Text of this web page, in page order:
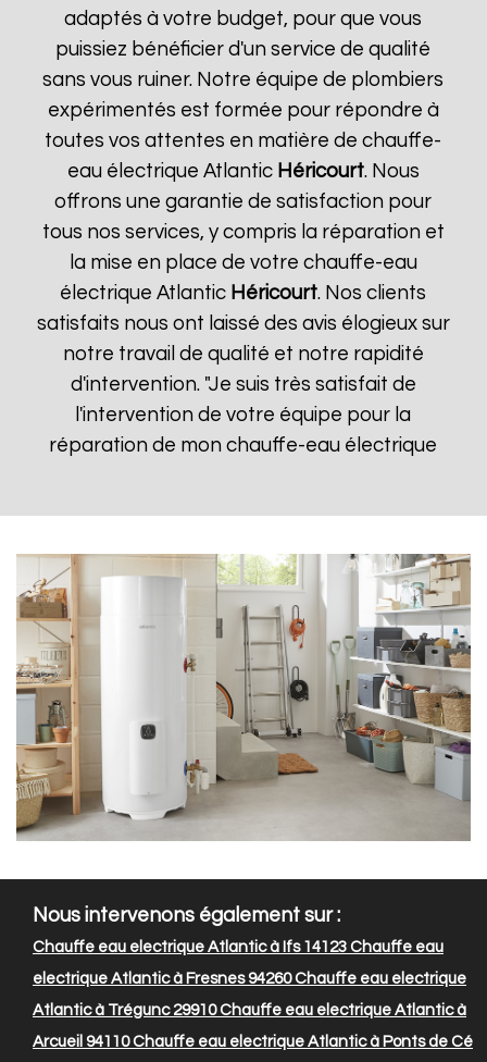
adaptés à votre budget, pour que vous
puissiez bénéficier d'un service de qualité
sans vous ruiner. Notre équipe de plombiers
expérimentés est formée pour répondre à
toutes vos attentes en matière de chauffe-
eau électrique Atlantic Héricourt. Nous
offrons une garantie de satisfaction pour
tous nos services, y compris la réparation et
la mise en place de votre chauffe-eau
électrique Atlantic Héricourt. Nos clients
satisfaits nous ont laissé des avis élogieux sur
notre travail de qualité et notre rapidité
d'intervention. "Je suis très satisfait de
l'intervention de votre équipe pour la
réparation de mon chauffe-eau électrique
Nous intervenons également sur :
Chauffe eau electrique Atlantic à Ifs 14123 Chauffe eau
electrique Atlantic à Fresnes 94260Chauffe eau electrique
Atlantic à Trégunc 29910Chauffe eau electrique Atlantic à
Arcueil 94110Chauffe eau electrique Atlantic à Ponts de Cé